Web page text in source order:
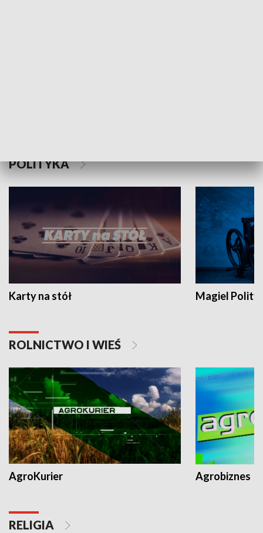
POLITYKA
Karty na stół Magiel
ROLNICTWO I WIEŚ
AgroKurier Agrobiznes
RELIGIA